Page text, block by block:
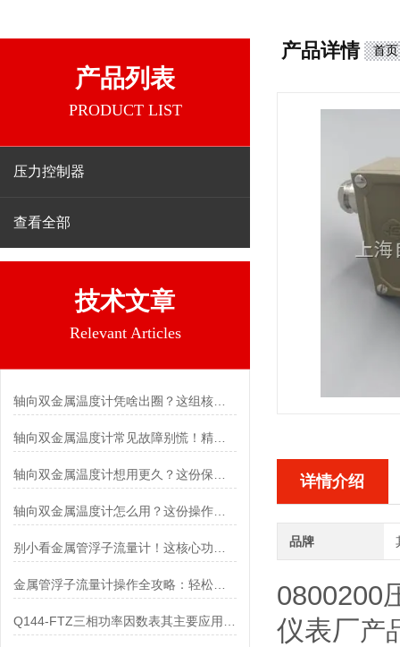
产品列表
PRODUCT LIST
压力控制器
查看全部
技术文章
Relevant Articles
轴向双金属温度计凭啥出圈？这组核心特点给出了答案
轴向双金属温度计常见故障别慌！精准定位，轻松搞定难题
轴向双金属温度计怎么用？这份操作指南，新手也能快速拿捏！
金属管浮子流量计操作全攻略：轻松拿捏，精准掌控每一步！
产品详情 首页
详情介绍
品牌
0800200
仪表厂产